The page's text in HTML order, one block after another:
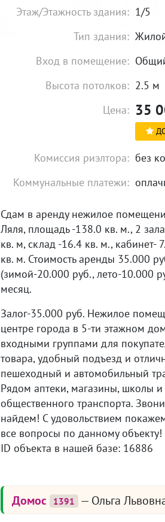
Этаж/Этажность здания: 1/5
Тип здания:
Вход в помещение:
Высота потолков: 2.5 м
Цена: 35
Комиссия риэлтора: без
Коммунальные платежи:
Сдам в аренду нежилое
Ляля, площадь -138.0 кв. м., 2
кв. м, склад -16.4 кв. м., кабинет-
кв. м. Стоимость аренды 35.000
(зимой-20.000 руб., лето-10.000
месяц.
Залог-35.000 руб. Нежилое
центре города в 5-ти этажном
входными группами для
товара, удобный подъезд и
пешеходный и автомобильный
Рядом аптеки, магазины, школы и
общественного транспорта.
найдем! С удовольствием
все вопросы по данному объекту!
ID объекта в нашей базе: 16886
Домос 1391 — Ольга